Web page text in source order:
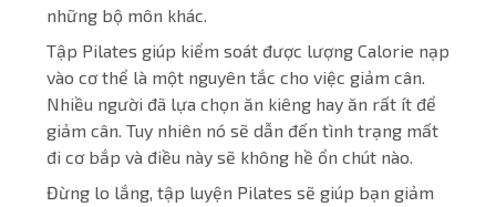
những bộ môn khác.
Tập Pilates giúp kiểm soát được lượng Calorie nạp
vào cơ thể là một nguyên tắc cho việc giảm cân.
Nhiều người đã lựa chọn ăn kiêng hay ăn rất ít để
giảm cân. Tuy nhiên nó sẽ dẫn đến tình trạng mất
đi cơ bắp và điều này sẽ không hề ổn chút nào.
Đừng lo lắng, tập luyện Pilates sẽ giúp bạn giảm